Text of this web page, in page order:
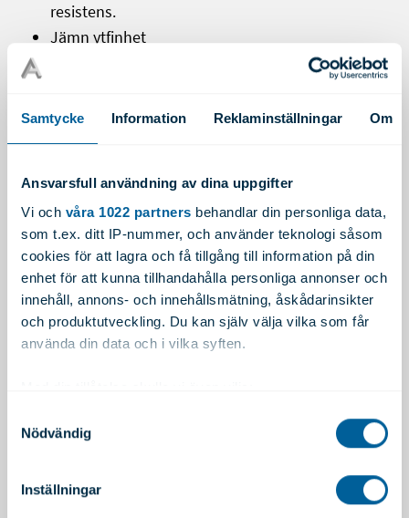
Samtycke Information Reklaminställningar Om
Ansvarsfull användning av dina uppgifter
Vi och våra 1022 partners behandlar din personliga data,
som t.ex. ditt IP-nummer, och använder teknologi såsom
cookies för att lagra och få tillgång till information på din
enhet för att kunna tillhandahålla personliga annonser och
innehåll, annons- och innehållsmätning, åskådarinsikter
och produktutveckling. Du kan själv välja vilka som får
använda din data och i vilka syften.
som kan ha en noggrannhet på upp till flera meter
Ta reda på mer om hur dina personliga uppgifter
Nödvändig
Inställningar
resistens.
Jämn ytfinhet
Lätt att bearbeta (skära, bocka, valsa, såga,
borra, limma, svetsa, foliera, screentrycka, lacka
etc.)
Bättre motstånd mot eld jämfört med andra
kompositpaneler i aluminium med 100%
polyethylen.
TEKNISKA EGENSKAPER
Legering:3003 H16 (AlMn1Cu)
Bredd:1 020 mm, 1 250 mm, 1 500 mm